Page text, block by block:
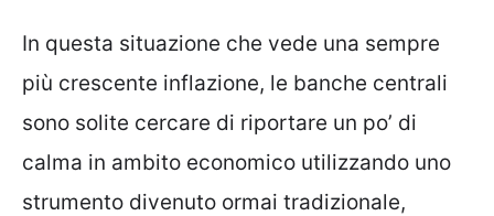
In questa situazione che vede una sempre
più crescente inflazione, le banche centrali
sono solite cercare di riportare un po’ di
calma in ambito economico utilizzando uno
strumento divenuto ormai tradizionale,